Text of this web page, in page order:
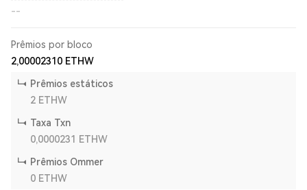
--
Prêmios por bloco
2,00002310 ETHW
Prêmios estáticos
2 ETHW
Taxa Txn
0,0000231
ETHW
Prêmios Ommer
0 ETHW